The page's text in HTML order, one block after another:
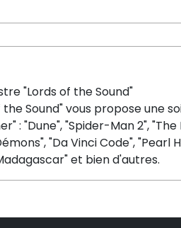
"Lords of the Sound"
Sound" vous propose une
: "Dune", "Spider-Man 2",
"Da Vinci Code",
et bien d'autres.